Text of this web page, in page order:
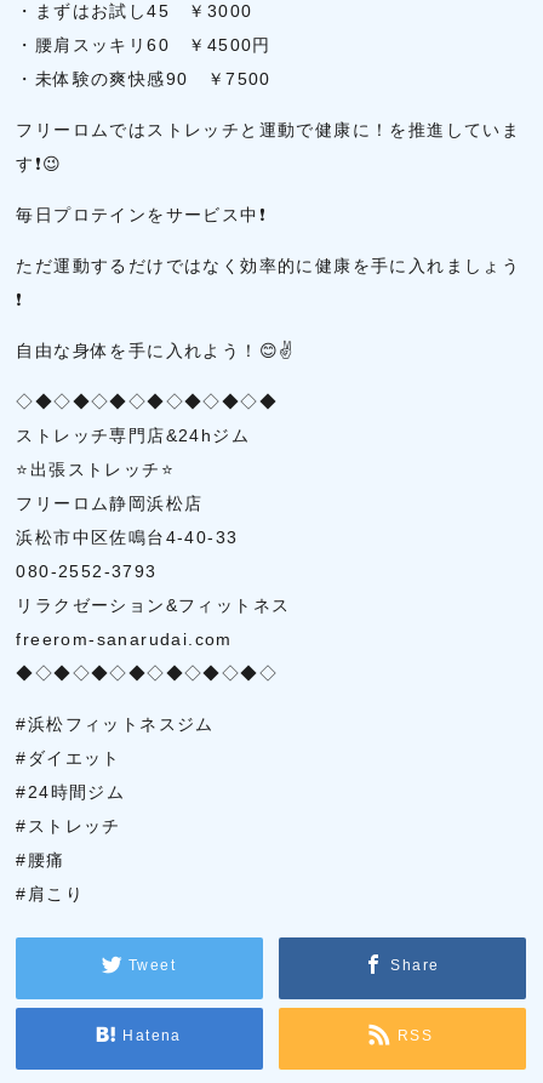
・まずはお試し45 ￥3000
・腰肩スッキリ60 ￥4500円
・未体験の爽快感90 ￥7500
フリーロムではストレッチと運動で健康に！を推進していま
す❗😉
毎日プロテインをサービス中❗
ただ運動するだけではなく効率的に健康を手に入れましょう
❗
自由な身体を手に入れよう！😊✌
◇◆◇◆◇◆◇◆◇◆◇◆◇◆
ストレッチ専門店&24hジム
⭐出張ストレッチ⭐
フリーロム静岡浜松店
浜松市中区佐鳴台4-40-33
080-2552-3793
リラクゼーション&フィットネス
freerom-sanarudai.com
◆◇◆◇◆◇◆◇◆◇◆◇◆◇
#浜松フィットネスジム
#ダイエット
#24時間ジム
#ストレッチ
#腰痛
#肩こり
Tweet Share
Hatena RSS